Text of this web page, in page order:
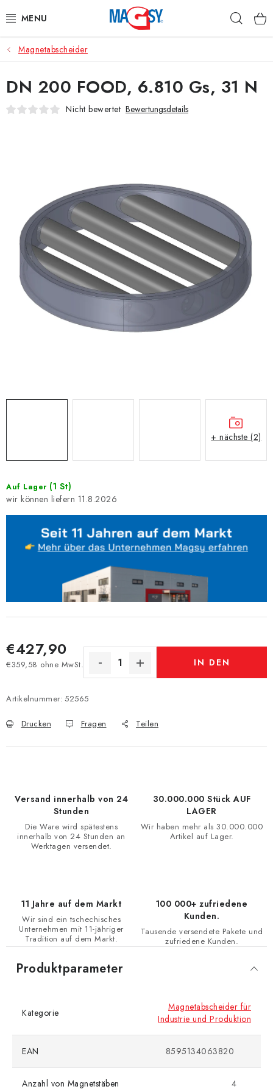
Inhalt
HAUPTKATEGORIE MAGNETE
MAGNETISCHE HILFSMITTEL
INDUSTRIEMAGNETE
Über uns Handelsbedingungen
Datenschutzerklärung
Warenrückgabe
Kontakte - Impressum
Magnetabscheider
Auf Lager (1 St)
11.8.2026
€427,90
€359,58 ohne MwSt. IN DEN
Artikelnummer: 52565
Drucken Fragen Teilen
DN 200 FOOD, 6.810 Gs, 31 N
Nicht bewertet Bewertungsdetails
+ nächste (2)
Versand innerhalb von 24
Stunden
Die Ware wird spätestens
innerhalb von 24 Stunden an
Werktagen versendet.
30.000.000 Stück AUF
LAGER
Wir haben mehr als 30.000.000
Artikel auf Lager.
11 Jahre auf dem Markt
Wir sind ein tschechisches
Unternehmen mit 11-jähriger
Tradition auf dem Markt.
100 000+ zufriedene
Kunden.
Tausende versendete Pakete und
zufriedene Kunden.
Produktparameter
Kategorie
Magnetabscheider für
Industrie und Produktion
EAN 8595134063820
Anzahl von Magnetstäben 4